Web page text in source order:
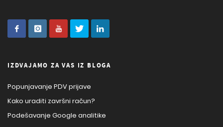
IZDVAJAMO ZA VAS IZ BLOGA
Popunjavanje PDV prijave
Kako uraditi završni račun?
Podešavanje Google analitike